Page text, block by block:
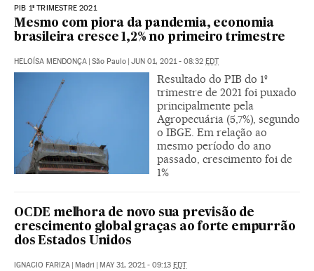
PIB 1º TRIMESTRE 2021
Mesmo com piora da pandemia, economia
brasileira cresce 1,2% no primeiro trimestre
HELOÍSA MENDONÇA São Paulo JUN 01, 2021 - 08:32 EDT
Resultado do PIB do 1º
trimestre de 2021 foi puxado
principalmente pela
Agropecuária (5,7%), segundo
o IBGE. Em relação ao
mesmo período do ano
passado, crescimento foi de
1%
OCDE melhora de novo sua previsão de
crescimento global graças ao forte empurrão
dos Estados Unidos
IGNACIO FARIZA Madri MAY 31, 2021 - 09:13 EDT